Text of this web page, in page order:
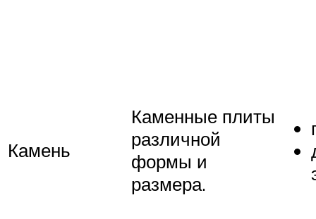
Камень
Каменные плиты
различной
формы и
размера.